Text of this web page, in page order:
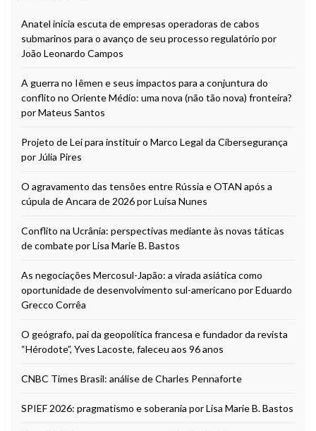
Anatel inicia escuta de empresas operadoras de cabos
submarinos para o avanço de seu processo regulatório por
João Leonardo Campos
A guerra no Iêmen e seus impactos para a conjuntura do
conflito no Oriente Médio: uma nova (não tão nova) fronteira?
por Mateus Santos
Projeto de Lei para instituir o Marco Legal da Cibersegurança
por Júlia Pires
O agravamento das tensões entre Rússia e OTAN após a
cúpula de Ancara de 2026 por Luísa Nunes
Conflito na Ucrânia: perspectivas mediante às novas táticas
de combate por Lisa Marie B. Bastos
As negociações Mercosul-Japão: a virada asiática como
oportunidade de desenvolvimento sul-americano por Eduardo
Grecco Corrêa
O geógrafo, pai da geopolítica francesa e fundador da revista
“Hérodote”, Yves Lacoste, faleceu aos 96 anos
CNBC Times Brasil: análise de Charles Pennaforte
SPIEF 2026: pragmatismo e soberania por Lisa Marie B. Bastos